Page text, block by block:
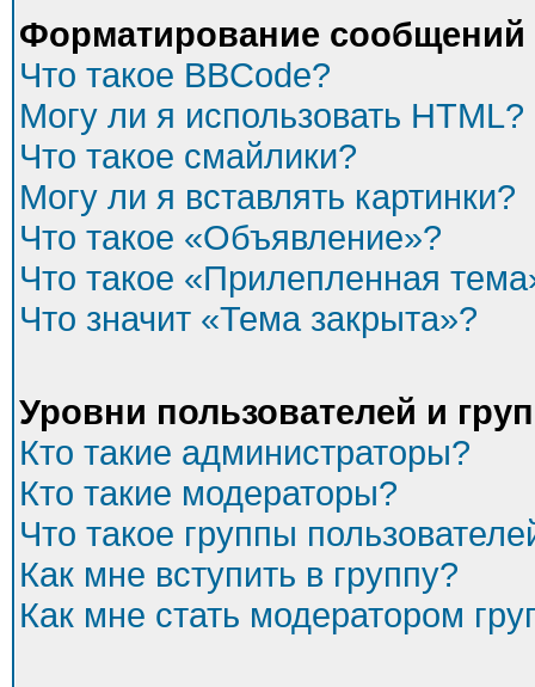
Форматирование
Что такое BBCode?
Могу ли я использовать HTML?
Что такое смайлики?
Могу ли я вставлять картинки?
Что такое «Объявление»?
Что такое «Прилепленная
Что значит «Тема закрыта»?
Уровни пользователей и
Кто такие администраторы?
Кто такие модераторы?
Что такое группы
Как мне вступить в группу?
Как мне стать модератором